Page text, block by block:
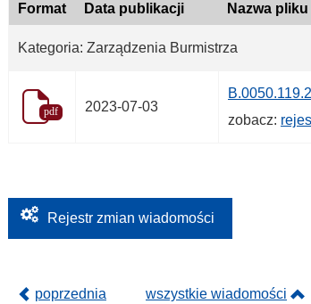
Format Data publikacji Nazwa pliku
Kategoria: Zarządzenia Burmistrza
pdf 2023-07-03
zobacz:
Rejestr zmian wiadomości
poprzednia wszystkie wiadomości